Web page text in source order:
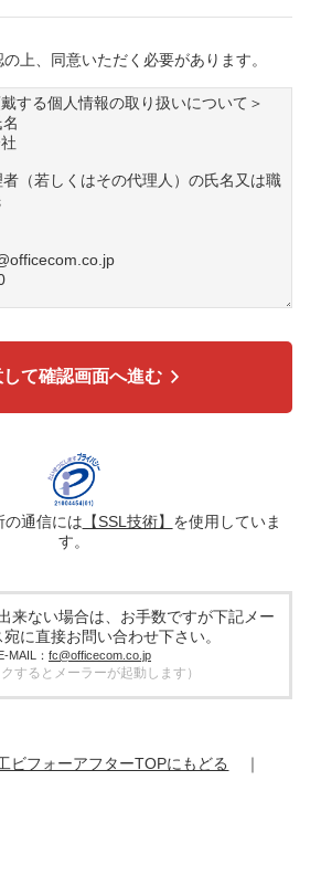
上、同意いただく必要があります。
する個人情報の取り扱いについて＞
（若しくはその代理人）の氏名又は職
ーケティング活動などのために、氏
適切なセキュリティ対策を施した上
提供事業者に提供する場合がありま
は、広告配信サービス提供事業者のプ
基づき取り扱われます。
業務の委託
際、弊社は、個人情報を適切に保護で
行していることを条件として委託先を
保持契約を委託先と締結し、お客様の
理させます。
求することができます。
して確認画面へ進む
の通信には 【SSL技術】 を使用していま
す。
来ない場合は、お手数ですが下記メー
に直接お問い合わせ下さい。
MAIL： fc@officecom.co.jp
クするとメーラーが起動します）
ビフォーアフターTOPにもどる ｜